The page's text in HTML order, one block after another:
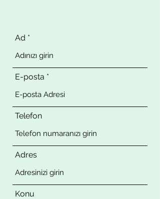
Ad
E-posta
Telefon
Adres
Konu